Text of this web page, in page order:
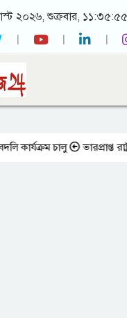
২০২৬, শুক্রবার, ১১:৩৫:৫৫
চালু ভারপ্রাপ্ত